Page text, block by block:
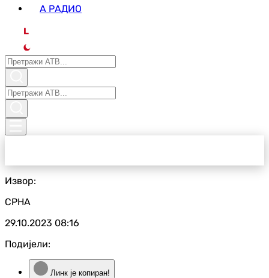
А РАДИО
L
Извор:
СРНА
29.10.2023 08:16
Подијели:
Линк је копиран!